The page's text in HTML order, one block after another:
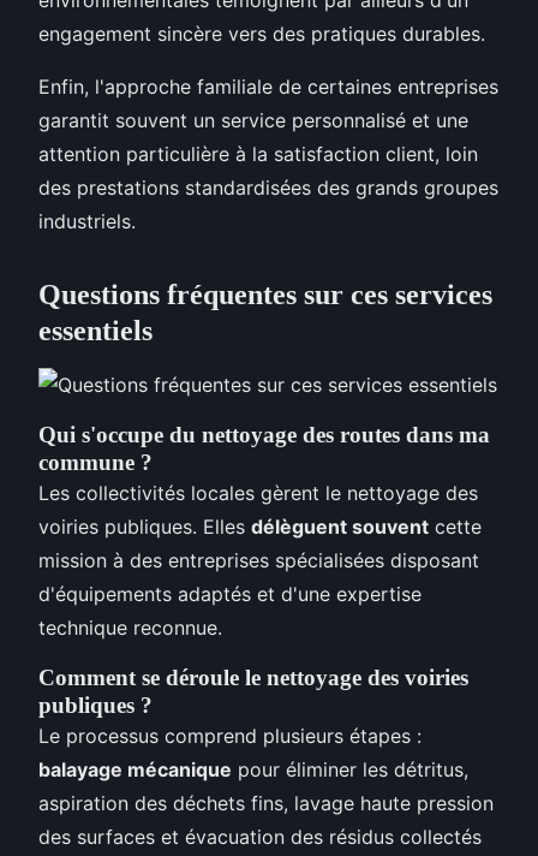
engagement sincère vers des pratiques durables.
Enfin, l'approche familiale de certaines entreprises
garantit souvent un service personnalisé et une
attention particulière à la satisfaction client, loin
des prestations standardisées des grands groupes
industriels.
Questions fréquentes sur ces services
essentiels
Qui s'occupe du nettoyage des routes dans ma
commune ?
Les collectivités locales gèrent le nettoyage des
voiries publiques. Elles délèguent souvent cette
mission à des entreprises spécialisées disposant
d'équipements adaptés et d'une expertise
technique reconnue.
Comment se déroule le nettoyage des voiries
publiques ?
Le processus comprend plusieurs étapes :
balayage mécanique pour éliminer les détritus,
aspiration des déchets fins, lavage haute pression
des surfaces et évacuation des résidus collectés